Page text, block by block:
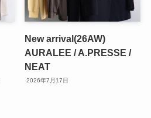
New arrival(26AW)
AURALEE / A.PRESSE /
NEAT
2026年7月17日